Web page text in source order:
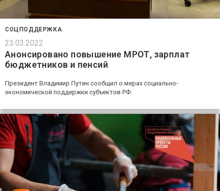
СОЦПОДДЕРЖКА
23.03.2022
Анонсировано повышение МРОТ, зарплат
бюджетников и пенсий
Президент Владимир Путин сообщил о мерах социально-
экономической поддержки субъектов РФ.